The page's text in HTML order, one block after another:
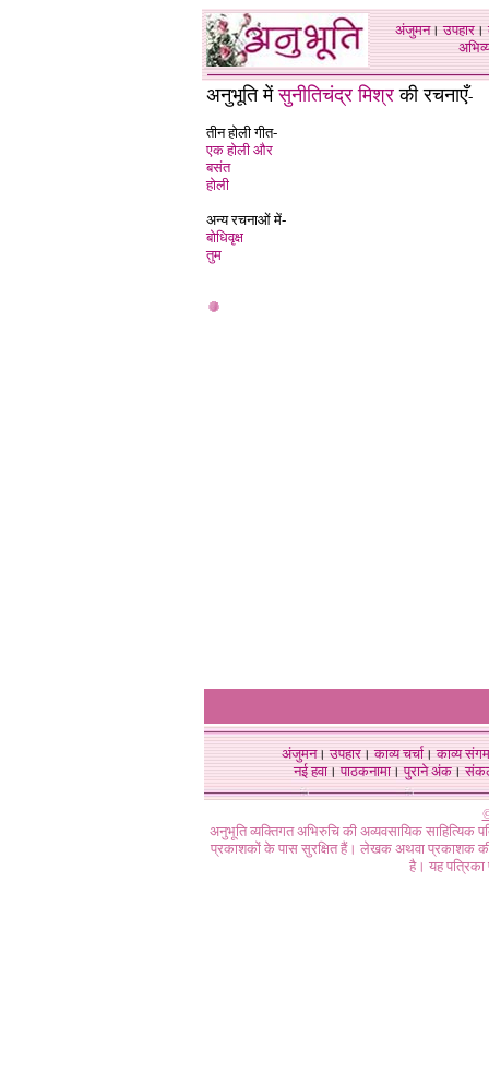
अंजुमन।उपहार।
अनुभूति मेंसुनीतिचंद्र मिश्र की रचनाएँ-
तीन होली गीत-
एक होली और
बसंत
होली
अन्य रचनाओं में-
बोधिवृक्ष
तुम
अंजुमन।उपहार।काव्य चर्चा।काव्य संगम
नई हवा। पाठकनामा। पुराने अंक।
अनुभूति व्यक्तिगत अभिरुचि की अव्यवसायिक
प्रकाशकों के पास सुरक्षित हैं। लेखक अथवा प्रकाशक की
है। यह पत्रिका